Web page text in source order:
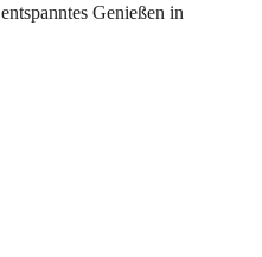
entspanntes Genießen in